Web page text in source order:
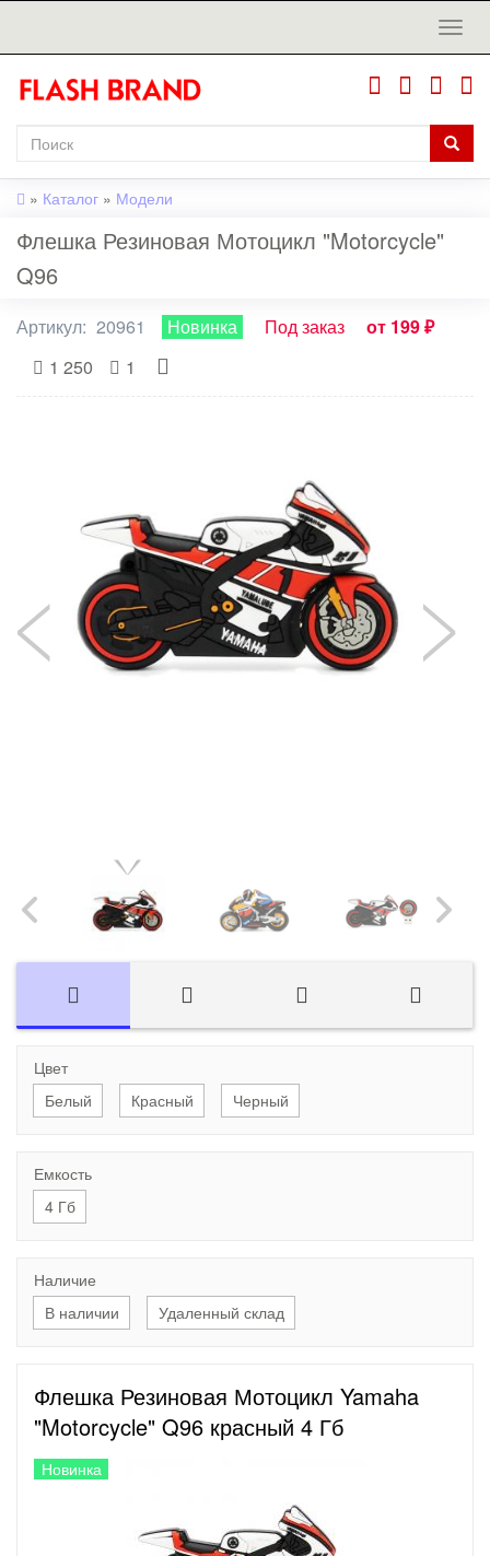
» Каталог » Модели
Флешка Резиновая Мотоцикл "Motorcycle"
Q96
Артикул: 20961 Новинка Под заказ
от 199 ₽
1 250
1
Цвет
Белый
Красный Черный
Емкость
4 Гб
Наличие
В наличии
Удаленный склад
Флешка Резиновая Мотоцикл Yamaha
"Motorcycle" Q96 красный 4 Гб
Новинка